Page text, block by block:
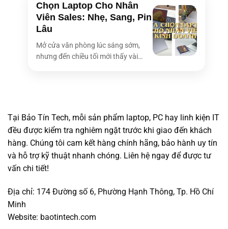
Chọn Laptop Cho Nhân
Viên Sales: Nhẹ, Sang, Pin
Lâu
Mở cửa văn phòng lúc sáng sớm,
nhưng đến chiều tối mới thấy vài
Tại Bảo Tín Tech, mỗi sản phẩm laptop, PC hay linh kiện IT
đều được kiểm tra nghiêm ngặt trước khi giao đến khách
hàng. Chúng tôi cam kết hàng chính hãng, bảo hành uy tín
và hỗ trợ kỹ thuật nhanh chóng. Liên hệ ngay để được tư
vấn chi tiết!
Địa chỉ: 174 Đường số 6, Phường Hạnh Thông, Tp. Hồ Chí
Minh
Website: baotintech.com